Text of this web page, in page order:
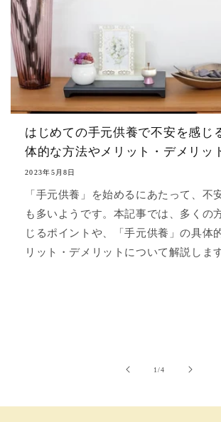
はじめての手元供養で不安を感じ
体的な方法やメリット・デメリッ
2023年5月8日
「手元供養」を始めるにあたって、不
も多いようです。本記事では、多くの
じるポイントや、「手元供養」の具体
リット・デメリットについて解説します
1/の
4